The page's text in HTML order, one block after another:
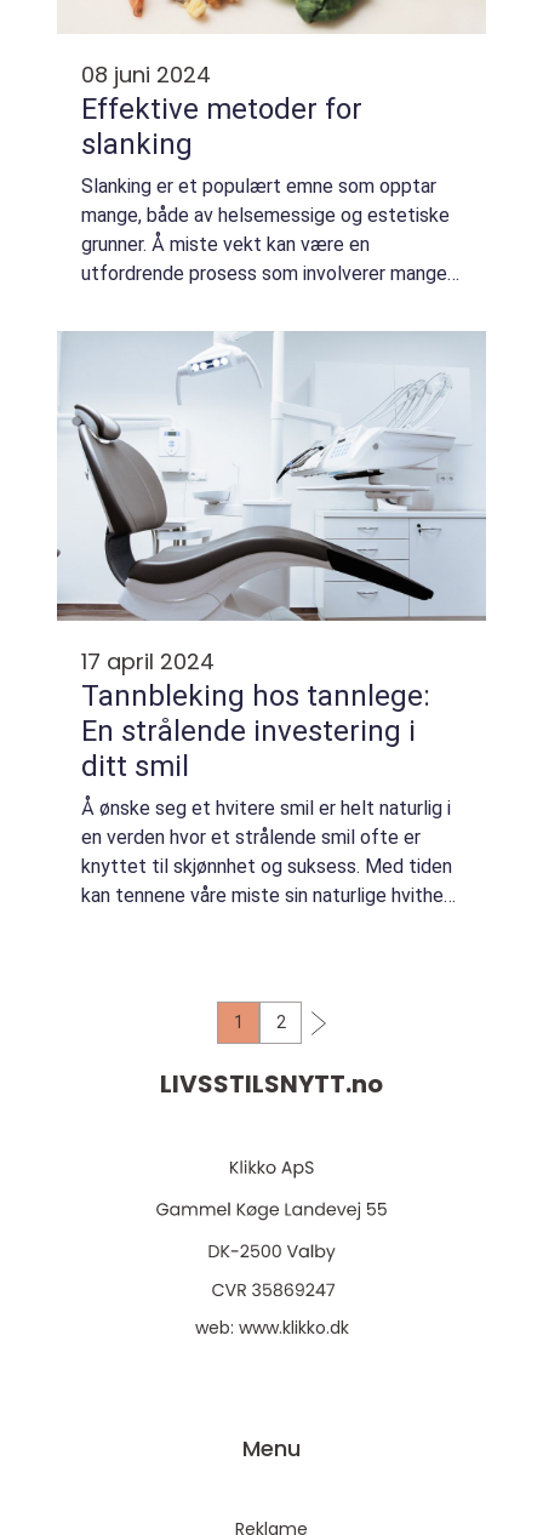
08 juni 2024
Effektive metoder for
slanking
Slanking er et populært emne som opptar
mange, både av helsemessige og estetiske
grunner. Å miste vekt kan være en
utfordrende prosess som involverer mange
livsstilsendringer og ...
17 april 2024
Tannbleking hos tannlege:
En strålende investering i
ditt smil
Å ønske seg et hvitere smil er helt naturlig i
en verden hvor et strålende smil ofte er
knyttet til skjønnhet og suksess. Med tiden
kan tennene våre miste sin naturlige hvithet
1 2
LIVSSTILSNYTT.no
web: www.klikko.dk
Menu
Reklame